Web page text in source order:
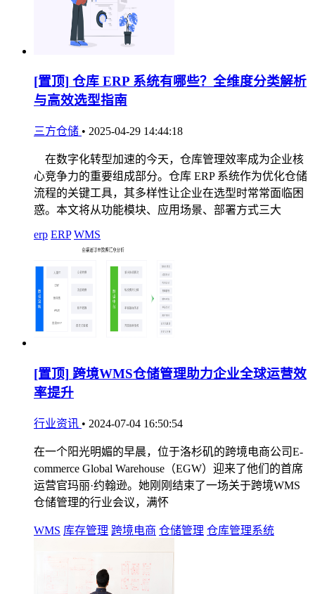
[置顶] 仓库 ERP 系统有哪些？全维度分类解析
与高效选型指南
三方仓储 • 2025-04-29 14:44:18
在数字化转型加速的今天，仓库管理效率成为企业核
心竞争力的重要组成部分。仓库 ERP 系统作为优化仓储
流程的关键工具，其多样性让企业在选型时常常面临困
惑。本文将从功能模块、应用场景、部署方式三大
erp ERP WMS
[置顶] 跨境WMS仓储管理助力企业全球运营效
率提升
行业资讯 • 2024-07-04 16:50:54
在一个阳光明媚的早晨，位于洛杉矶的跨境电商公司E-
commerce Global Warehouse（EGW）迎来了他们的首席
运营官玛丽·约翰逊。她刚刚结束了一场关于跨境WMS
仓储管理的行业会议，满怀
WMS 库存管理 跨境电商 仓储管理 仓库管理系统